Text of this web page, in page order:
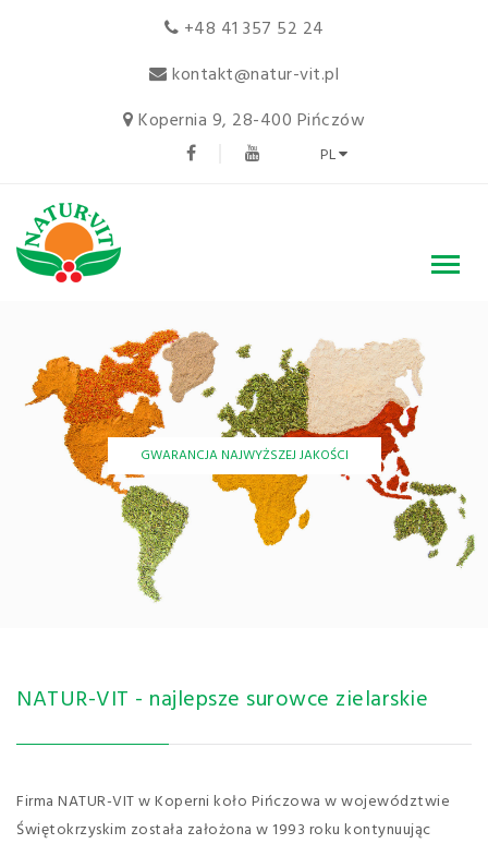
+48 41 357 52 24
kontakt@natur-vit.pl
Kopernia 9, 28-400 Pińczów
PL
GWARANCJA NAJWYŻSZEJ JAKOŚCI
NATUR-VIT - najlepsze surowce zielarskie
Firma NATUR-VIT w Koperni koło Pińczowa w województwie
Świętokrzyskim została założona w 1993 roku kontynuując